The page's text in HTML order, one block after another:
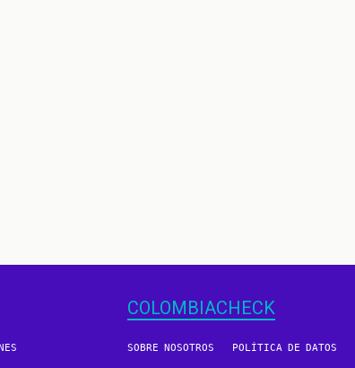
COLOMBIACHECK
SOBRE NOSOTROS POLÍTICA DE DATOS